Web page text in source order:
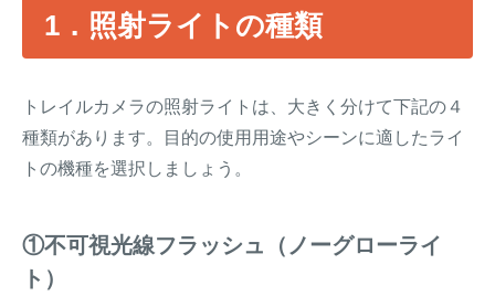
1．照射ライトの種類
トレイルカメラの照射ライトは、大きく分けて下記の４
種類があります。目的の使用用途やシーンに適したライ
トの機種を選択しましょう。
①不可視光線フラッシュ（ノーグローライ
ト）